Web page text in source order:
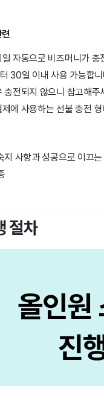
자동으로 비즈머니가 충
30일 이내 사용 가능합
충전되지 않으니 참고해주
에 사용하는 선불 충전
지 사항과 성공으로 이끄
절차